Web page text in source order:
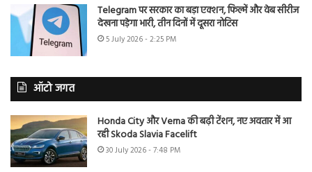
Telegram पर सरकार का बड़ा एक्शन, फिल्में और वेब सीरीज
देखना पड़ेगा भारी, तीन दिनों में दूसरा नोटिस
5 July 2026 - 2:25 PM
ऑटो जगत
Honda City और Verna की बढ़ी टेंशन, नए अवतार में आ
रही Skoda Slavia Facelift
30 July 2026 - 7:48 PM